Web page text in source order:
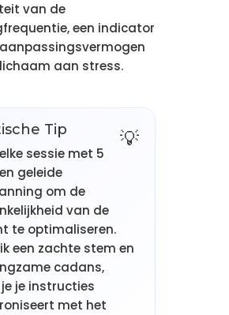
van de
een indicator
aan stress.
Tip
sessie met 5
geleide
om de
van de
te optimaliseren.
een zachte stem en
cadans,
je instructies
met het